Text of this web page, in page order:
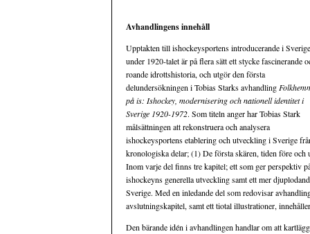
Avhandlingens innehåll
Upptakten till ishockeysportens introducerande i Sverige
under 1920-talet är på flera sätt ett stycke fascinerande
roande idrottshistoria, och utgör den första
delundersökningen i Tobias Starks avhandling
på is: Ishockey, modernisering och nationell identitet i
Sverige 1920-1972. Som titeln anger har Tobias Stark
målsättningen att rekonstruera och analysera
ishockeysportens etablering och utveckling i Sverige
kronologiska delar; (1) De första skären, tiden före
Inom varje del finns tre kapitel; ett som ger perspektiv
ishockeyns generella utveckling samt ett mer
Sverige. Med en inledande del som redovisar
avslutningskapitel, samt ett tiotal illustrationer,
Den bärande idén i avhandlingen handlar om att